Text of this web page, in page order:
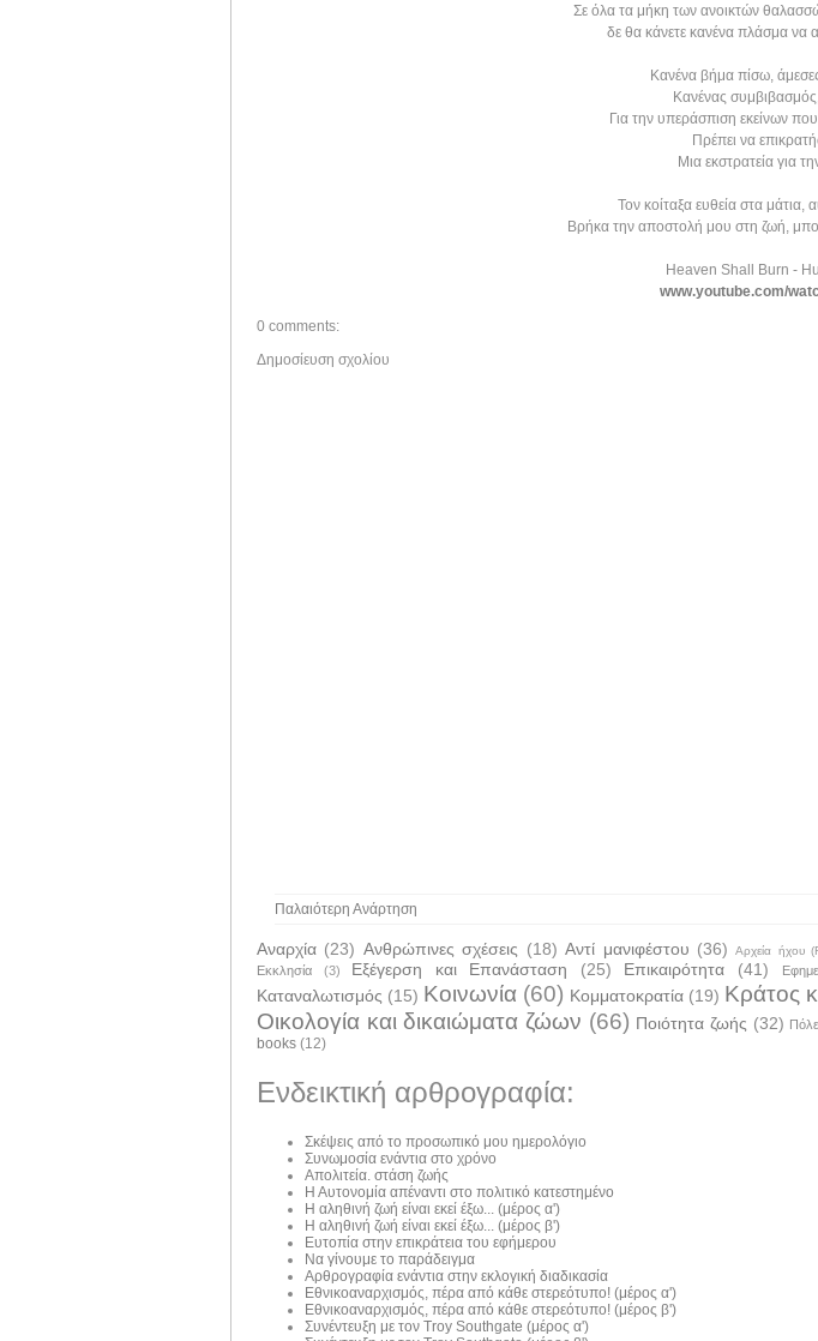
Σε όλα τα μήκη των ανοικτών
δε θα κάνετε κανένα πλάσμα να
Κανένα βήμα πίσω,
Κανένας
Για την υπεράσπιση εκείνων
Πρέπει να
Μια εκστρατεία για
Τον κοίταξα ευθεία στα μάτια,
Βρήκα την αποστολή μου στη ζωή,
Heaven Shall Burn -
www.youtube.com/
0 comments:
Δημοσίευση σχολίου
Παλαιότερη Ανάρτηση
Αναρχία (23) Ανθρώπινες σχέσεις (18) Αντί μανιφέστου (36) Αρχεία ήχου
Εκκλησία (3) Εξέγερση και Επανάσταση (25) Επικαιρότητα (41)
Καταναλωτισμός (15) Κοινωνία (60) Κομματοκρατία (19) Κράτος
Οικολογία και δικαιώματα ζώων (66) Ποιότητα ζωής (32)
books (12)
Ενδεικτική αρθρογραφία:
Σκέψεις από το προσωπικό μου ημερολόγιο
Συνωμοσία ενάντια στο χρόνο
Απολιτεία. στάση ζωής
Η Αυτονομία απέναντι στο πολιτικό κατεστημένο
Η αληθινή ζωή είναι εκεί έξω... (μέρος α')
Η αληθινή ζωή είναι εκεί έξω... (μέρος β')
Ευτοπία στην επικράτεια του εφήμερου
Να γίνουμε το παράδειγμα
Αρθρογραφία ενάντια στην εκλογική διαδικασία
Εθνικοαναρχισμός, πέρα από κάθε στερεότυπο! (μέρος α')
Εθνικοαναρχισμός, πέρα από κάθε στερεότυπο! (μέρος β')
Συνέντευξη με τον Troy Southgate (μέρος α')